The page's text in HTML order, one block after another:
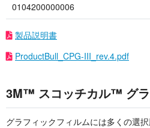
0104200000006
製品説明書
ProductBull_CPG-III_rev.4.pdf
3M™ スコッチカル™ グ
グラフィックフィルムには多くの選